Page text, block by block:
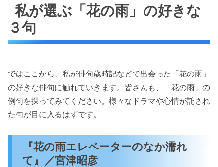
私が選ぶ「花の雨」の好きな
３句
ではここから、私が俳句歳時記などで出会った「花の雨」
の好きな俳句に触れていきます。皆さんも、「花の雨」の
例句を探ってみてください。様々なドラマや心情が託され
た句が目に入るはずです。
『花の雨エレベーターのなか濡れ
て』／宮津昭彦